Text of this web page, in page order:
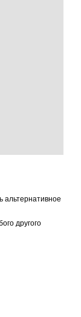
альтернативное
другого